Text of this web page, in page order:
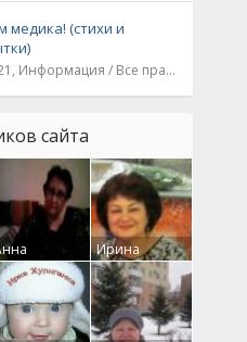
медика! (стихи и
19.06.21, Информация / Все праздники
сайта
0
Ирина
Бруцкая41